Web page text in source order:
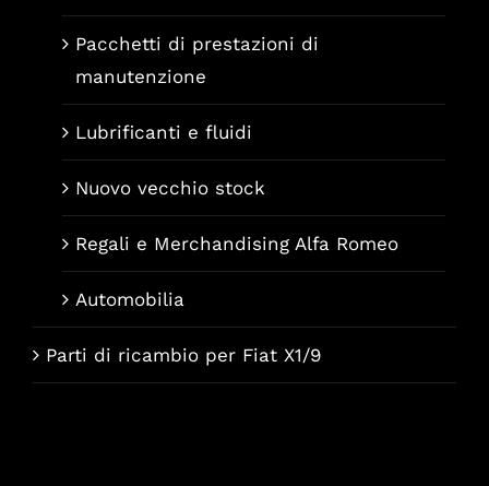
Pacchetti di prestazioni di
manutenzione
Lubrificanti e fluidi
Nuovo vecchio stock
Regali e Merchandising Alfa Romeo
Automobilia
Parti di ricambio per Fiat X1/9